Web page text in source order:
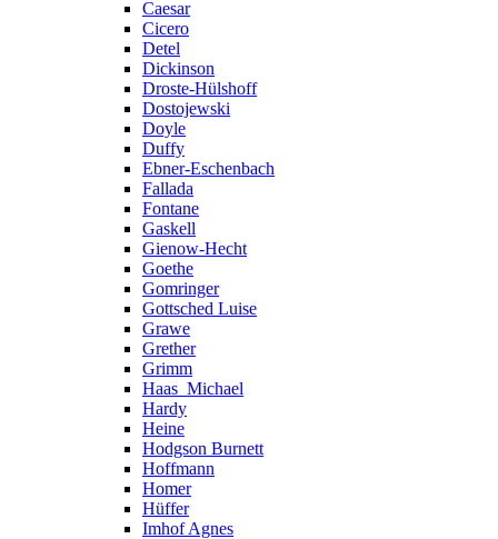
Caesar
Cicero
Detel
Dickinson
Droste-Hülshoff
Dostojewski
Doyle
Duffy
Ebner-Eschenbach
Fallada
Fontane
Gaskell
Gienow-Hecht
Goethe
Gomringer
Gottsched Luise
Grawe
Grether
Grimm
Haas_Michael
Hardy
Heine
Hodgson Burnett
Hoffmann
Homer
Hüffer
Imhof Agnes